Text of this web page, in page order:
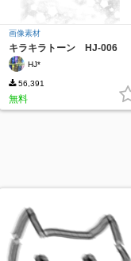
画像素材
キラキラトーン HJ-006
HJ*
56,391
無料